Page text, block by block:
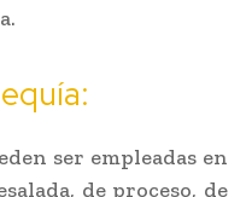
ser empleadas en
de proceso, de